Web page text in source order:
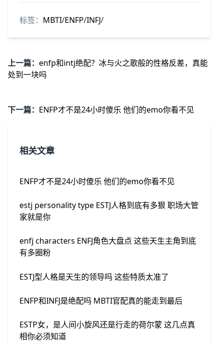
标签： MBTI/ENFP/INFJ/
上一篇： enfp和intj绝配？冰与火之歌般的性格反差，真能
处到一块吗
下一篇： ENFP才不是24小时傻乐 他们的emo你看不见
相关文章
ENFP才不是24小时傻乐 他们的emo你看不见
estj personality type ESTJ人格到底有多狠 职场大管
家就是你
enfj characters ENFJ角色大盘点 这些天生主角到底
有多圈粉
ESTJ型人格是天生的领导吗 这些特质太准了
ENFP和INFJ是绝配吗 MBTI官配真的能走到最后
ESTP女，是人间小旋风还是行走的荷尔蒙 这几点真
相你必须知道